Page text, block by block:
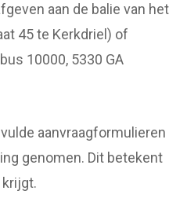
aan de balie van het
45 te Kerkdriel) of
10000, 5330 GA
aanvraagformulieren
genomen. Dit betekent